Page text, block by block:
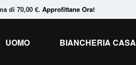
di 70,00 €. Approfittane Ora!
UOMO BIANCHERIA CASA